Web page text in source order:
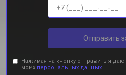
Отправить
Нажимая на кнопку отправить я
моих персональных данных.